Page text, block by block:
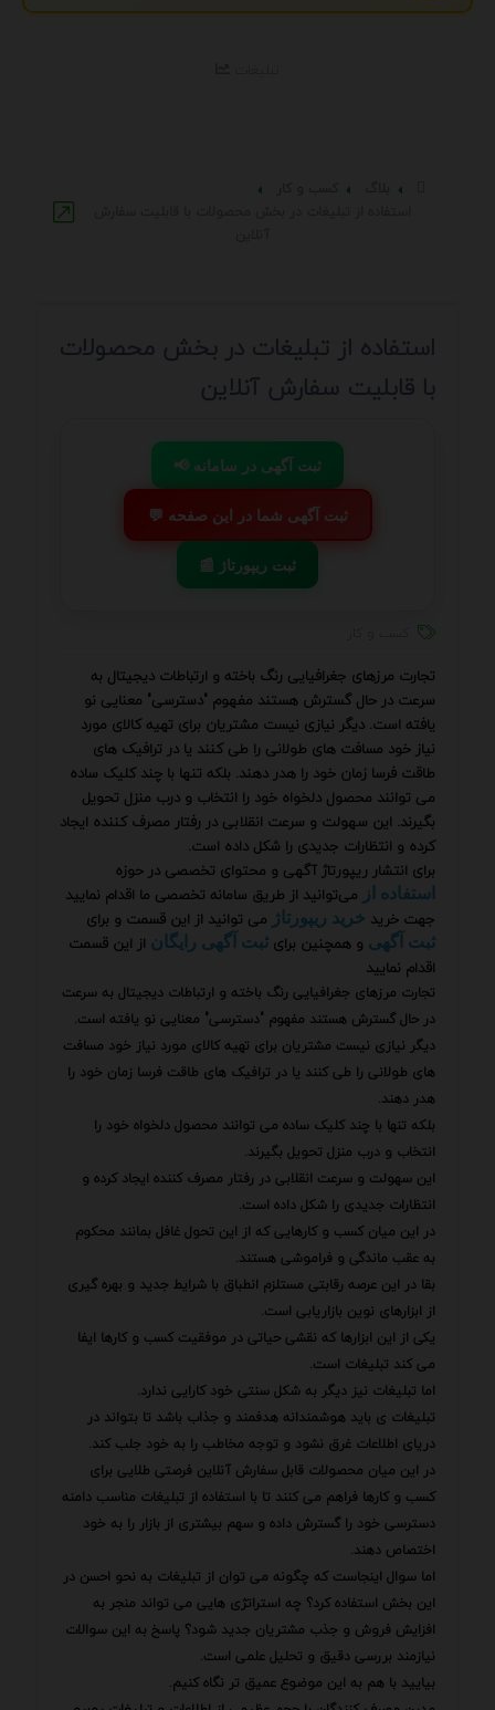
استفاده از تبلیغات در بخش محصولات
با قابلیت سفارش آنلاین
📢 ثبت آگهی در سامانه
💬 ثبت آگهی شما در این صفحه
📰 ثبت ریپورتاژ
تجارت مرزهای جغرافیایی رنگ باخته و ارتباطات دیجیتال به
سرعت در حال گسترش هستند مفهوم "دسترسی" معنایی نو
یافته است. دیگر نیازی نیست مشتریان برای تهیه کالای مورد
نیاز خود مسافت های طولانی را طی کنند یا در ترافیک های
طاقت فرسا زمان خود را هدر دهند. بلکه تنها با چند کلیک ساده
می توانند محصول دلخواه خود را انتخاب و درب منزل تحویل
بگیرند. این سهولت و سرعت انقلابی در رفتار مصرف کننده ایجاد
کرده و انتظارات جدیدی را شکل داده است.
برای انتشار ریپورتاژ آگهی و محتوای تخصصی در حوزه
استفاده از می‌توانید از طریق سامانه تخصصی ما اقدام نمایید
جهت خرید خرید ریپورتاژ می توانید از این قسمت و برای
ثبت آگهی و همچنین برای ثبت آگهی رایگان از این قسمت
اقدام نمایید
تجارت مرزهای جغرافیایی رنگ باخته و ارتباطات دیجیتال به سرعت
در حال گسترش هستند مفهوم "دسترسی" معنایی نو یافته است.
دیگر نیازی نیست مشتریان برای تهیه کالای مورد نیاز خود مسافت
های طولانی را طی کنند یا در ترافیک های طاقت فرسا زمان خود را
هدر دهند.
بلکه تنها با چند کلیک ساده می توانند محصول دلخواه خود را
انتخاب و درب منزل تحویل بگیرند.
این سهولت و سرعت انقلابی در رفتار مصرف کننده ایجاد کرده و
انتظارات جدیدی را شکل داده است.
در این میان کسب و کارهایی که از این تحول غافل بمانند محکوم
به عقب ماندگی و فراموشی هستند.
بقا در این عرصه رقابتی مستلزم انطباق با شرایط جدید و بهره گیری
از ابزارهای نوین بازاریابی است.
یکی از این ابزارها که نقشی حیاتی در موفقیت کسب و کارها ایفا
می کند تبلیغات است.
اما تبلیغات نیز دیگر به شکل سنتی خود کارایی ندارد.
تبلیغات ی باید هوشمندانه هدفمند و جذاب باشد تا بتواند در
دریای اطلاعات غرق نشود و توجه مخاطب را به خود جلب کند.
در این میان محصولات قابل سفارش آنلاین فرصتی طلایی برای
کسب و کارها فراهم می کنند تا با استفاده از تبلیغات مناسب دامنه
دسترسی خود را گسترش داده و سهم بیشتری از بازار را به خود
اختصاص دهند.
اما سوال اینجاست که چگونه می توان از تبلیغات به نحو احسن در
این بخش استفاده کرد؟ چه استراتژی هایی می تواند منجر به
افزایش فروش و جذب مشتریان جدید شود؟ پاسخ به این سوالات
نیازمند بررسی دقیق و تحلیل علمی است.
بیایید با هم به این موضوع عمیق تر نگاه کنیم.